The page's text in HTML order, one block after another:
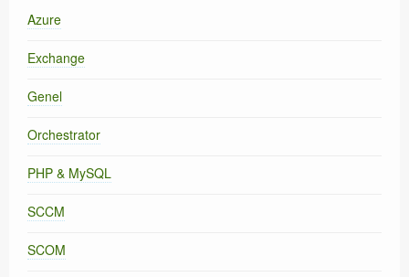
Azure
Exchange
Genel
Orchestrator
PHP & MySQL
SCCM
SCOM